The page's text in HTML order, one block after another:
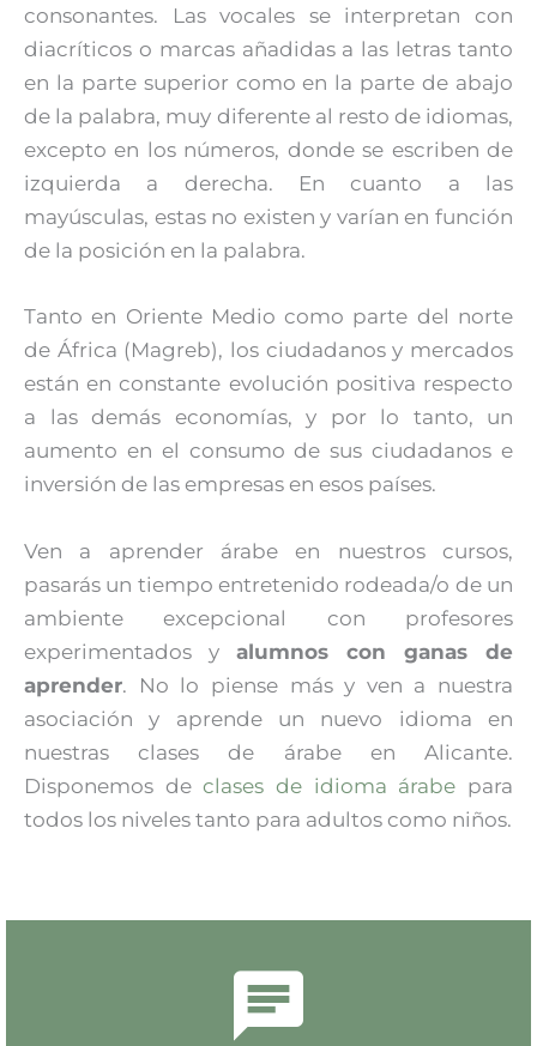
consonantes. Las vocales se interpretan con
diacríticos o marcas añadidas a las letras tanto
en la parte superior como en la parte de abajo
de la palabra, muy diferente al resto de idiomas,
excepto en los números, donde se escriben de
izquierda a derecha. En cuanto a las
mayúsculas, estas no existen y varían en función
de la posición en la palabra.
Tanto en Oriente Medio como parte del norte
de África (Magreb), los ciudadanos y mercados
están en constante evolución positiva respecto
a las demás economías, y por lo tanto, un
aumento en el consumo de sus ciudadanos e
inversión de las empresas en esos países.
Ven a aprender árabe en nuestros cursos,
pasarás un tiempo entretenido rodeada/o de un
ambiente excepcional con profesores
experimentados y alumnos con ganas de
aprender. No lo piense más y ven a nuestra
asociación y aprende un nuevo idioma en
nuestras clases de árabe en Alicante.
Disponemos declases de idioma árabe para
todos los niveles tanto para adultos como niños.